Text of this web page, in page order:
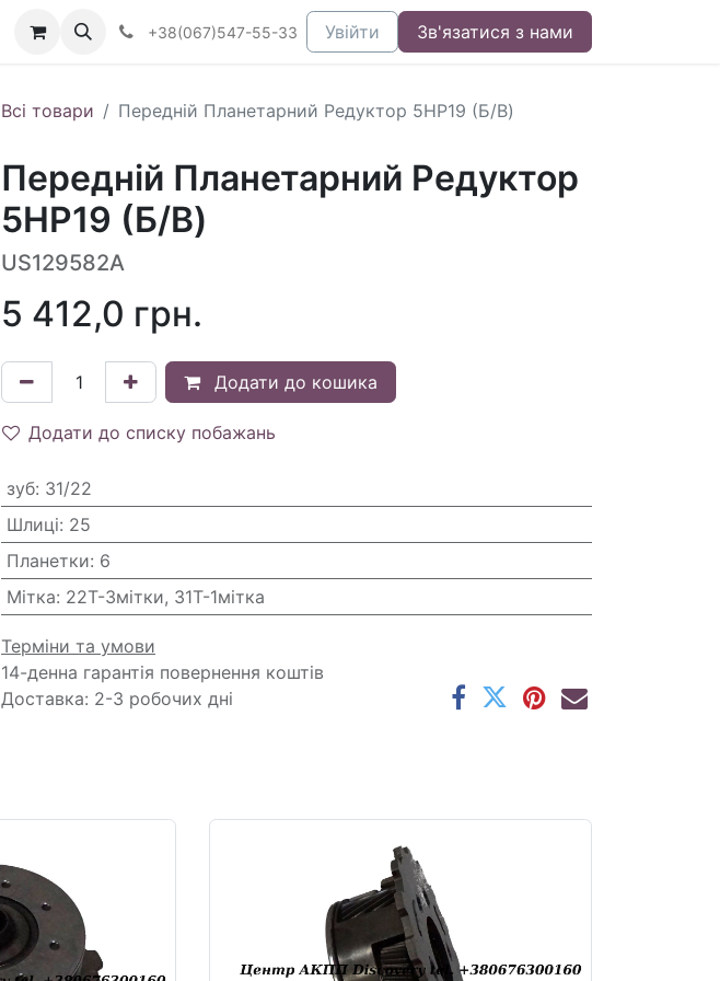
+38(067)547-55-33 Увійти Зв'язатися з нами
Всі товари Передній Планетарний Редуктор 5HP19 (Б/В)
Передній Планетарний Редуктор
5HP19 (Б/В)
US129582A
5 412,0 грн.
Додати до кошика
Додати до списку побажань
зуб: 31/22
Шлиці: 25
Планетки: 6
Мітка: 22T-3мітки, 31T-1мітка
Терміни та умови
14-денна гарантія повернення коштів
Доставка: 2-3 робочих дні